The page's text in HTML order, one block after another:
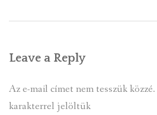
Leave a Reply
Az e-mail címet nem tesszük közzé.
karakterrel jelöltük